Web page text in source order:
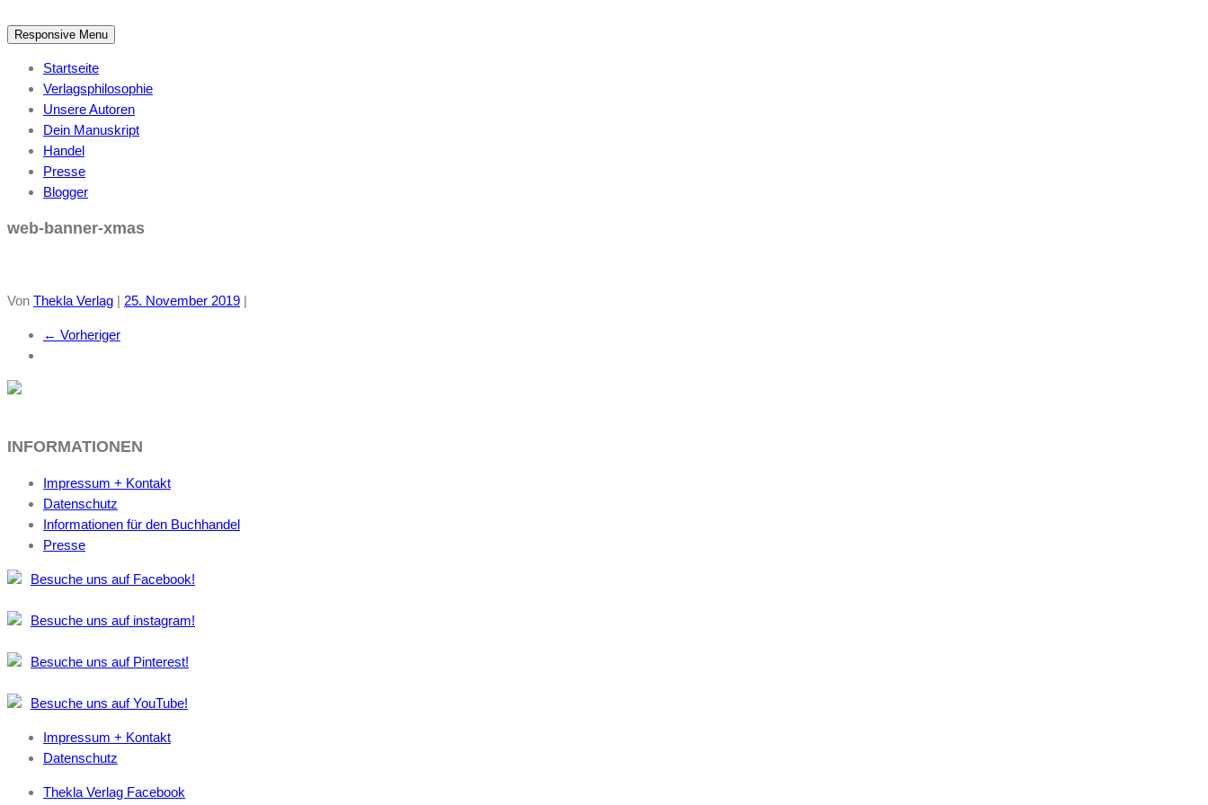
Responsive Menu
Startseite
Verlagsphilosophie
Unsere Autoren
Dein Manuskript
Handel
Presse
Blogger
web-banner-xmas
Von Thekla Verlag | 25. November 2019 |
← Vorheriger
INFORMATIONEN
Impressum + Kontakt
Datenschutz
Informationen für den Buchhandel
Presse
Besuche uns auf Facebook!
Besuche uns auf instagram!
Besuche uns auf Pinterest!
Besuche uns auf YouTube!
Impressum + Kontakt
Datenschutz
Thekla Verlag Facebook